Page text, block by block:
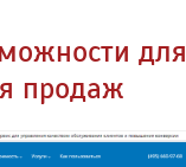
для
продаж